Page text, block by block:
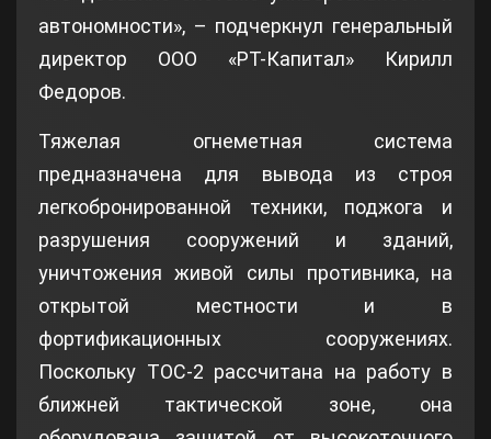
автономности», – подчеркнул генеральный
директор ООО «РТ-Капитал» Кирилл
Федоров.
Тяжелая огнеметная система
предназначена для вывода из строя
легкобронированной техники, поджога и
разрушения сооружений и зданий,
уничтожения живой силы противника, на
открытой местности и в
фортификационных сооружениях.
Поскольку ТОС-2 рассчитана на работу в
ближней тактической зоне, она